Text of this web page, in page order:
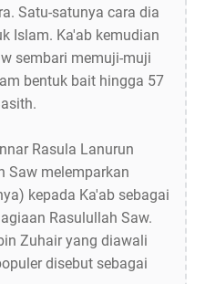
Satu-satunya cara dia
Islam. Ka'ab kemudian
sembari memuji-muji
bentuk bait hingga 57
Rasula Lanurun
Saw melemparkan
kepada Ka'ab sebagai
Rasulullah Saw.
Zuhair yang diawali
disebut sebagai